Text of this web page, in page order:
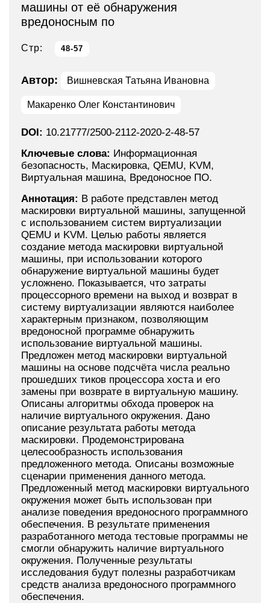
машины от её обнаружения
вредоносным по
Стр: 48-57
Автор: Вишневская Татьяна Ивановна
Макаренко Олег Константинович
DOI: 10.21777/2500-2112-2020-2-48-57
Ключевые слова: Информационная
безопасность, Маскировка, QEMU, KVM,
Виртуальная машина, Вредоносное ПО.
Аннотация: В работе представлен метод
маскировки виртуальной машины, запущенной
с использованием систем виртуализации
QEMU и KVM. Целью работы является
создание метода маскировки виртуальной
машины, при использовании которого
обнаружение виртуальной машины будет
усложнено. Показывается, что затраты
процессорного времени на выход и возврат в
систему виртуализации являются наиболее
характерным признаком, позволяющим
вредоносной программе обнаружить
использование виртуальной машины.
Предложен метод маскировки виртуальной
машины на основе подсчёта числа реально
прошедших тиков процессора хоста и его
замены при возврате в виртуальную машину.
Описаны алгоритмы обхода проверок на
наличие виртуального окружения. Дано
описание результата работы метода
маскировки. Продемонстрирована
целесообразность использования
предложенного метода. Описаны возможные
сценарии применения данного метода.
Предложенный метод маскировки виртуального
окружения может быть использован при
анализе поведения вредоносного программного
обеспечения. В результате применения
разработанного метода тестовые программы не
смогли обнаружить наличие виртуального
окружения. Полученные результаты
исследования будут полезны разработчикам
средств анализа вредоносного программного
обеспечения.